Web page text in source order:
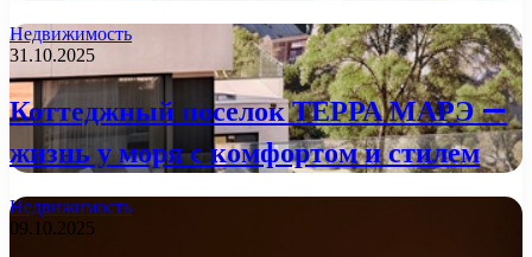
Недвижимость
31.10.2025
Коттеджный поселок ТЕРРА МАРЭ —
жизнь у моря с комфортом и стилем
Недвижимость
09.10.2025